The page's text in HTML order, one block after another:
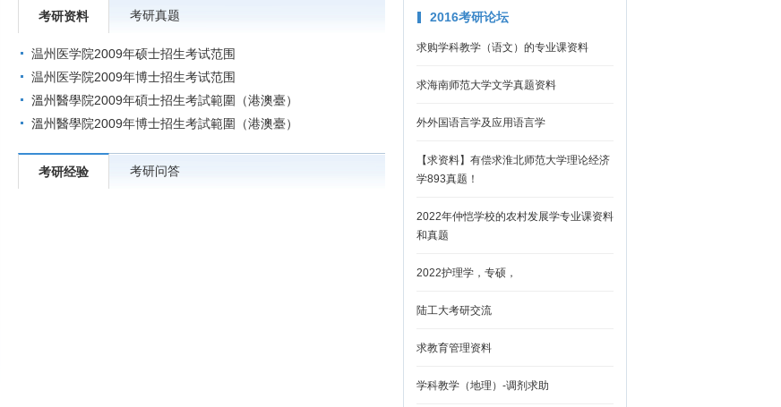
考研资料 考研真题
温州医学院2009年硕士招生考试范围
温州医学院2009年博士招生考试范围
溫州醫學院2009年碩士招生考試範圍（港澳臺）
溫州醫學院2009年博士招生考試範圍（港澳臺）
考研经验 考研问答
2016考研论坛
求购学科教学（语文）的专业课资料
求海南师范大学文学真题资料
外外国语言学及应用语言学
【求资料】有偿求淮北师范大学理论经济
学893真题！
2022年仲恺学校的农村发展学专业课资料
和真题
2022护理学，专硕，
陆工大考研交流
求教育管理资料
学科教学（地理）-调剂求助